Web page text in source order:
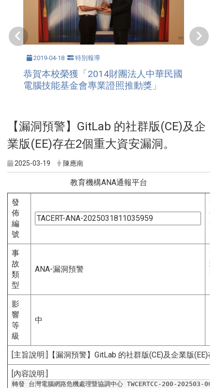
2019-04-18 特別報導
恭賀本校榮獲「2014財團法人中華民國
電腦技能基金會專業證照推動獎」
【漏洞預警】GitLab 的社群版(CE)及企
業版(EE)存在2個重大資安漏洞。
2025-03-19 陳應南
教育機構ANA通報平台
發
佈
編
號
發
佈
事
故
類
型
ANA-漏洞預警
發
現
影
響
等
級
中
[主旨說明:]【漏洞預警】GitLab 的社群版(CE)及企業版(EE)
[內容說明:]
轉發 台灣電腦網路危機處理暨協調中心 TWCERTCC-200-202503-